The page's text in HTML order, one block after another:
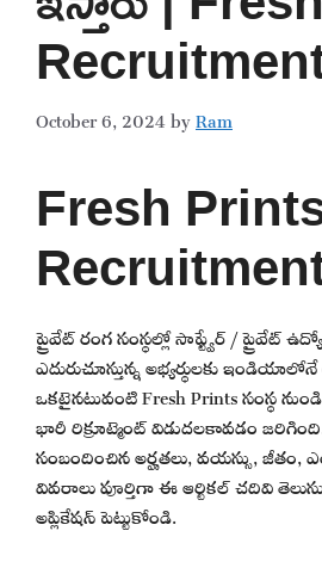
October 6, 2024byRam
Fresh
ప్రైవేట్ రంగ సంస్థల్లో సాఫ్ట్వేర్ / ప్రైవేట్
ఎదురుచూస్తున్న అభ్యర్థులకు
ఒకటైనటువంటి Fresh Prints సంస్థ
భారీ రిక్రూట్మెంట్ విడుదలకావడం
సంబందించిన అర్హతలు, వయస్సు,
వివరాలు పూర్తిగా ఈ ఆర్టికల్ చదివి
అప్లికేషన్ పెట్టుకోండి.